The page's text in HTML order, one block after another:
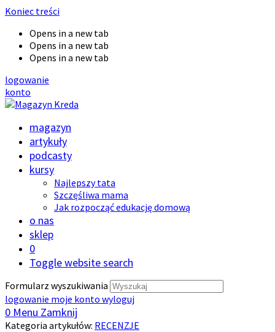
Koniec treści
Opens in a new tab
Opens in a new tab
Opens in a new tab
logowanie
konto
magazyn
artykuły
podcasty
kursy
Najlepszy tata
Szczęśliwa mama
Jak rozpocząć edukację domową
o nas
sklep
0
Toggle website search
Formularz wyszukiwania
logowanie moje konto wyloguj
0 Menu Zamknij
Kategoria artykułów: RECENZJE